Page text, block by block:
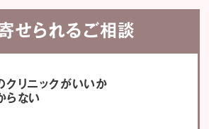
せられるご相談
クリニックがいいか
らない